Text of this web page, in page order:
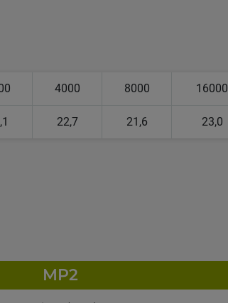
4000 8000 16000
22,7 21,6 23,0
MP2